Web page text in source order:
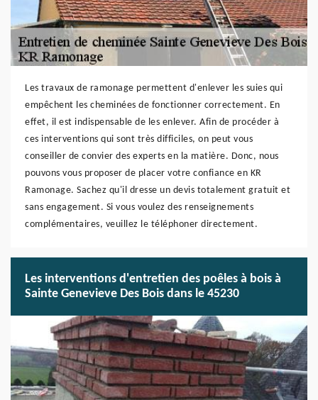
Les travaux de ramonage permettent d'enlever les suies qui
empêchent les cheminées de fonctionner correctement. En
effet, il est indispensable de les enlever. Afin de procéder à
ces interventions qui sont très difficiles, on peut vous
conseiller de convier des experts en la matière. Donc, nous
pouvons vous proposer de placer votre confiance en KR
Ramonage. Sachez qu'il dresse un devis totalement gratuit et
sans engagement. Si vous voulez des renseignements
complémentaires, veuillez le téléphoner directement.
Les interventions d'entretien des poêles à bois à
Sainte Genevieve Des Bois dans le 45230